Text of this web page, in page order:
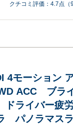
クチコミ評価： 4.7点（
4モーション
ACC ブラ
ドライバー疲
パノラマス